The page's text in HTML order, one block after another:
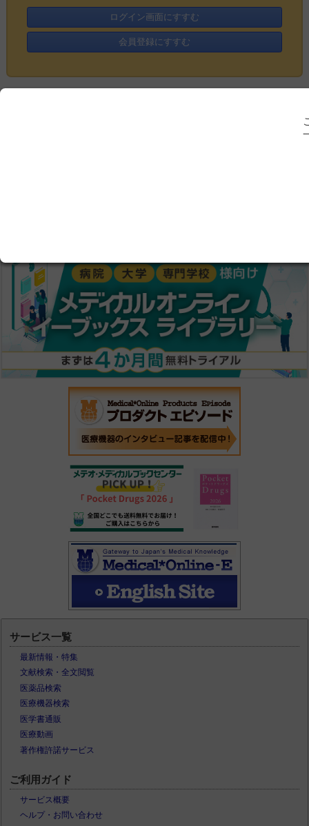
ログイン画面にすすむ
会員登録にすすむ
サービス一覧
最新情報・特集
文献検索・全文閲覧
医薬品検索
医療機器検索
医学書通販
医療動画
著作権許諾サービス
ご利用ガイド
サービス概要
ヘルプ・お問い合わせ